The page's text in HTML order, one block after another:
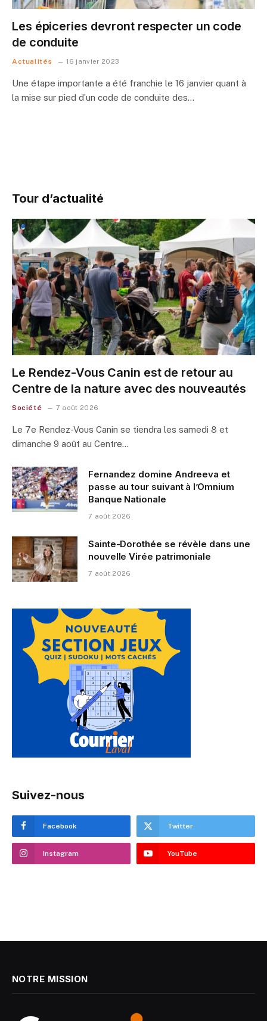
Les épiceries devront respecter un code
de conduite
Actualités 16 janvier 2023
Une étape importante a été franchie le 16 janvier quant à
la mise sur pied d’un code de conduite des…
Tour d’actualité
Le Rendez-Vous Canin est de retour au
Centre de la nature avec des nouveautés
Société 7 août 2026
Le 7e Rendez-Vous Canin se tiendra les samedi 8 et
dimanche 9 août au Centre…
Fernandez domine Andreeva et
passe au tour suivant à l’Omnium
Banque Nationale
7 août 2026
Sainte-Dorothée se révèle dans une
nouvelle Virée patrimoniale
7 août 2026
Suivez-nous
Facebook Twitter
Instagram YouTube
NOTRE MISSION